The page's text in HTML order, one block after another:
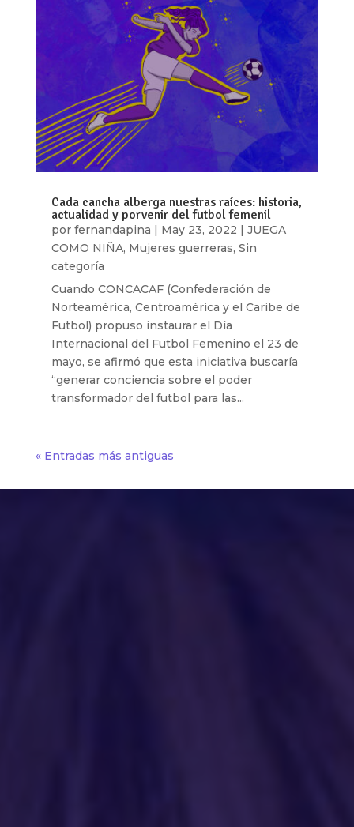
Cada cancha alberga nuestras raíces: historia,
actualidad y porvenir del futbol femenil
por fernandapina | May 23, 2022 | JUEGA
COMO NIÑA, Mujeres guerreras, Sin
categoría
Cuando CONCACAF (Confederación de
Norteamérica, Centroamérica y el Caribe de
Futbol) propuso instaurar el Día
Internacional del Futbol Femenino el 23 de
mayo, se afirmó que esta iniciativa buscaría
“generar conciencia sobre el poder
transformador del futbol para las...
« Entradas más antiguas